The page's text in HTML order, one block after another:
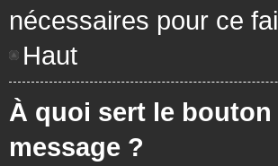
nécessaires pour ce
Haut
À quoi sert le bouton
message ?